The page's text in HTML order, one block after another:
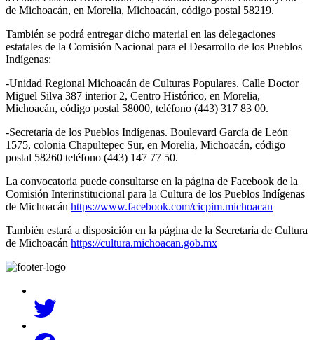
de Michoacán, en Morelia, Michoacán, código postal 58219.
También se podrá entregar dicho material en las delegaciones
estatales de la Comisión Nacional para el Desarrollo de los Pueblos
Indígenas:
-Unidad Regional Michoacán de Culturas Populares. Calle Doctor
Miguel Silva 387 interior 2, Centro Histórico, en Morelia,
Michoacán, código postal 58000, teléfono (443) 317 83 00.
-Secretaría de los Pueblos Indígenas. Boulevard García de León
1575, colonia Chapultepec Sur, en Morelia, Michoacán, código
postal 58260 teléfono (443) 147 77 50.
La convocatoria puede consultarse en la página de Facebook de la
Comisión Interinstitucional para la Cultura de los Pueblos Indígenas
de Michoacán https://www.facebook.com/cicpim.michoacan
También estará a disposición en la página de la Secretaría de Cultura
de Michoacán https://cultura.michoacan.gob.mx